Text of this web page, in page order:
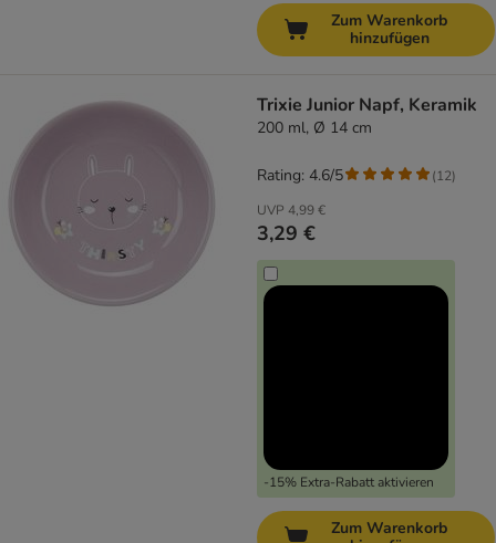
Zum Warenkorb
hinzufügen
Trixie Junior Napf, Keramik
200 ml, Ø 14 cm
UVP 4,99 €
3,29 €
-15% Extra-Rabatt aktivieren
Rating: 4.6/5 (12)
Zum Warenkorb